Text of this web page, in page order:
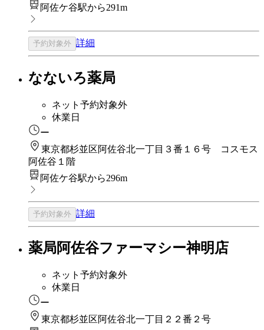
阿佐ケ谷駅から291m
予約対象外 詳細
なないろ薬局
ネット予約対象外
休業日
ー
東京都杉並区阿佐谷北一丁目３番１６号 コスモス
阿佐谷１階
阿佐ケ谷駅から296m
予約対象外 詳細
薬局阿佐谷ファーマシー神明店
ネット予約対象外
休業日
ー
東京都杉並区阿佐谷北一丁目２２番２号